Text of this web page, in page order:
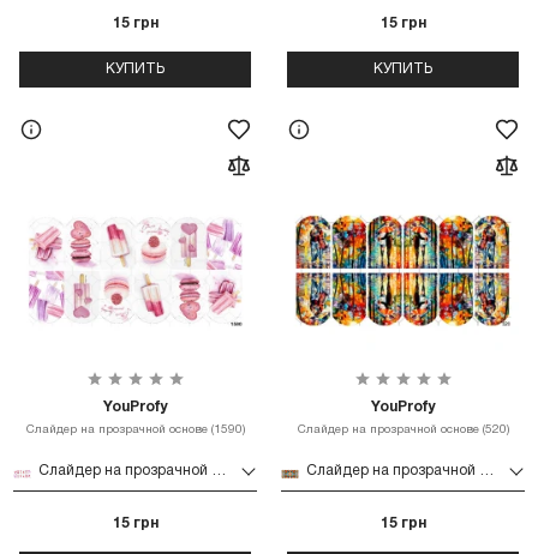
15 грн
КУПИТЬ
15 грн
КУПИТЬ
YouProfy
Слайдер на прозрачной основе (1590)
15 грн
YouProfy
Слайдер на прозрачной основе (520)
15 грн